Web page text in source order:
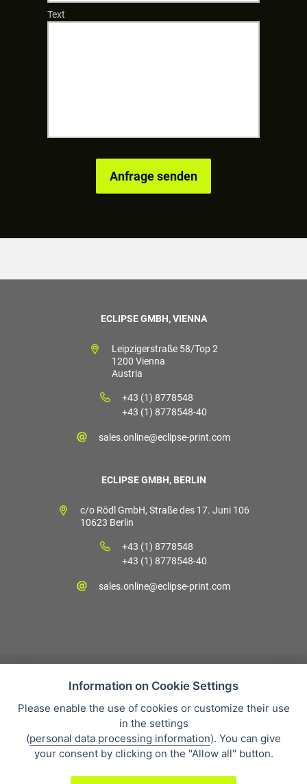
Text
ECLIPSE GMBH, VIENNA
Leipzigerstraße 58/Top 2
1200 Vienna
Austria
+43 (1) 8778548
+43 (1) 8778548-40
sales.online@eclipse-print.com
ECLIPSE GMBH, BERLIN
c/o Rödl GmbH, Straße des 17. Juni 106
10623 Berlin
+43 (1) 8778548
+43 (1) 8778548-40
sales.online@eclipse-print.com
Verkaufsbedingungen
Datenschutz
Über uns
Whistleblowing
Information on Cookie Settings
Please enable the use of cookies or customize their use
in the settings
(personal data processing information). You can give
your consent by clicking on the "Allow all" button.